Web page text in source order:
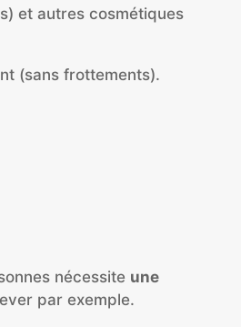
et autres cosmétiques
(sans frottements).
nécessite une
par exemple.